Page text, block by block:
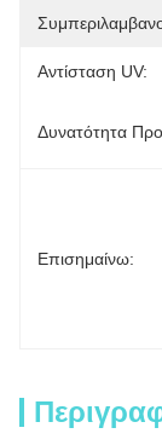
Αντίσταση UV:
Δυνατότητα
Επισημαίνω: